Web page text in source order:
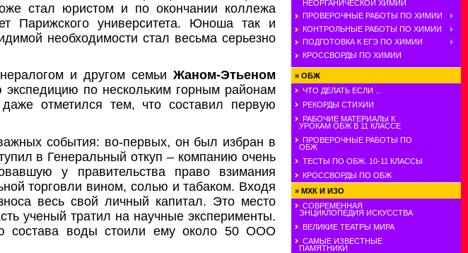
стал юристом и по окончании коллежа
Парижского университета. Юноша так и
необходимости стал весьма серьезно
и другом семьи Жаном-Этьеном
экспедицию по нескольким горным районам
отметился тем, что составил первую
события: во-первых, он был избран в
в Генеральный откуп – компанию очень
у правительства право взимания
торговли вином, солью и табаком. Входя
весь свой личный капитал. Это место
ученый тратил на научные эксперименты.
состава воды стоили ему около 50 ООО
НЕОРГАНИЧЕСКОЙ ХИМИИ
ПРОВЕРОЧНЫЕ РАБОТЫ ПО ХИМИИ
КОНТРОЛЬНЫЕ РАБОТЫ ПО ХИМИИ
ПОДГОТОВКА К ЕГЭ ПО ХИМИИ
КРОССВОРДЫ ПО ХИМИИ
» ОБЖ
ЧТО ДЕЛАТЬ ЕСЛИ ...
РЕКОРДЫ СТИХИИ
РАБОЧИЕ МАТЕРИАЛЫ К
УРОКАМ ОБЖ В 11 КЛАССЕ
ПРОВЕРОЧНЫЕ РАБОТЫ ПО
ОБЖ
ТЕСТЫ ПО ОБЖ. 10-11 КЛАССЫ
КРОССВОРДЫ ПО ОБЖ
» МХК И ИЗО
СОВРЕМЕННАЯ
ЭНЦИКЛОПЕДИЯ ИСКУССТВА
ВЕЛИКИЕ ТЕАТРЫ МИРА
САМЫЕ ИЗВЕСТНЫЕ
ПАМЯТНИКИ